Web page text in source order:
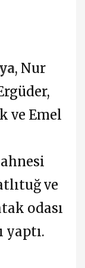
, Nur
ve Emel
ve
odası
yaptı.